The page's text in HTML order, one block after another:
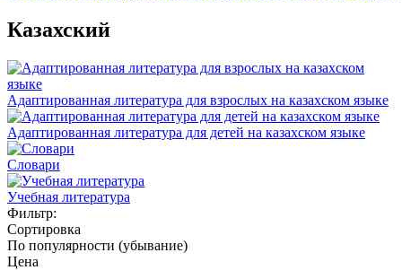
Казахский
Адаптированная литература для взрослых на казахском языке
Адаптированная литература для детей на казахском языке
Словари
Учебная литература
Фильтр:
Сортировка
По популярности (убывание)
Цена